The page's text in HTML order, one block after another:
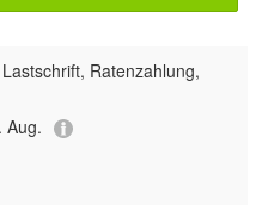
Ratenzahlung,
Aug.